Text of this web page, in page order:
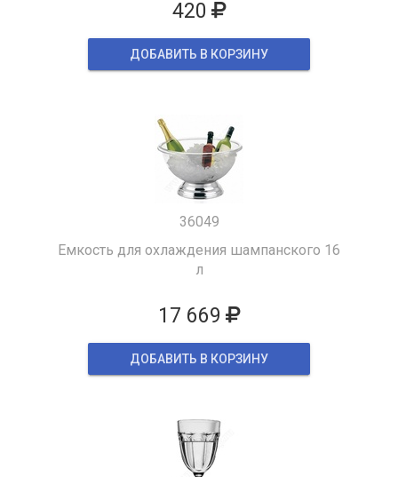
420
ДОБАВИТЬ В КОРЗИНУ
36049
Емкость для охлаждения шампанского 16
л
17 669
ДОБАВИТЬ В КОРЗИНУ